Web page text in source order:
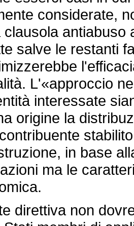
considerate,
salve le restanti
L'«approccio
interessate
origine la
in base
ma le
direttiva non